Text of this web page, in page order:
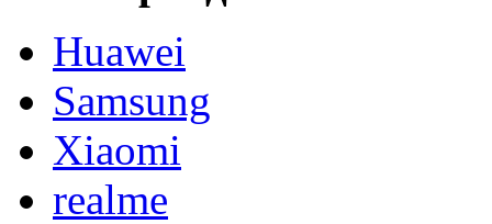
Huawei
Samsung
Xiaomi
realme